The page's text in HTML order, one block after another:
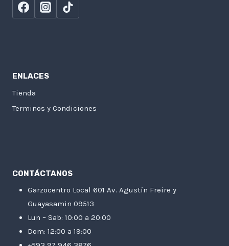
ENLACES
Tienda
Terminos y Condiciones
CONTÁCTANOS
Garzocentro Local 601 Av. Agustín Freire y
Guayasamin 09513
Lun – Sab: 10:00 a 20:00
Dom: 12:00 a 19:00